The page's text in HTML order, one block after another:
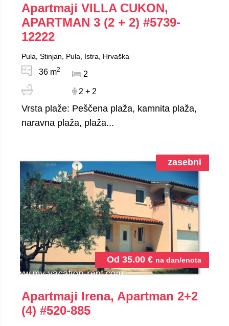
Apartmaji VILLA CUKON,
APARTMAN 3 (2 + 2) #5739-
12222
Pula, Stinjan, Pula, Istra, Hrvaška
36 m2
2
2 + 2
Vrsta plaže: Peščena plaža, kamnita plaža,
naravna plaža, plaža...
Od 35.00 € na dan/enota
zasebni
Apartmaji Irena, Apartman 2+2
(4) #520-885